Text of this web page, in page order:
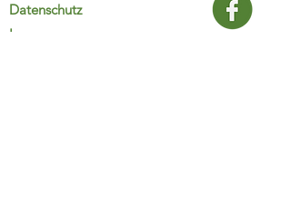
Datenschutz
Impressum